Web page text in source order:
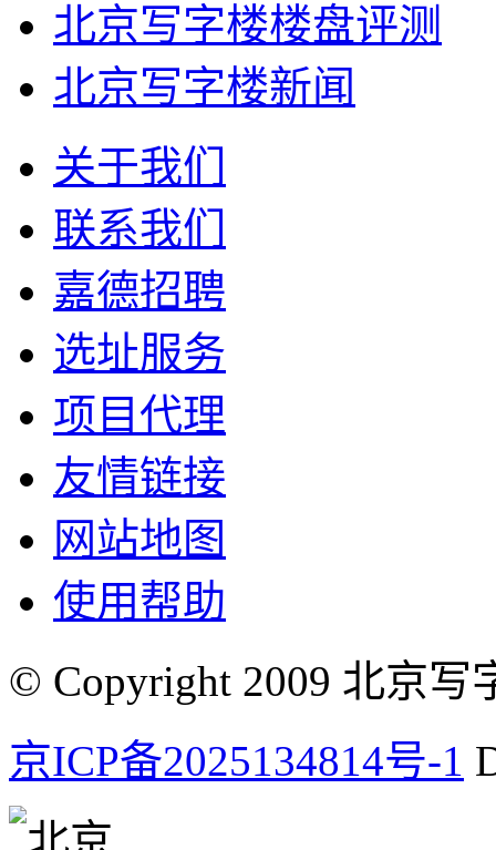
北京写字楼楼盘评测
北京写字楼新闻
关于我们
联系我们
嘉德招聘
选址服务
项目代理
友情链接
网站地图
使用帮助
© Copyright 2009 北京写
京ICP备2025134814号-1